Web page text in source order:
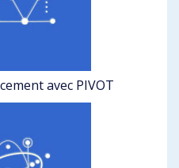
avec PIVOT